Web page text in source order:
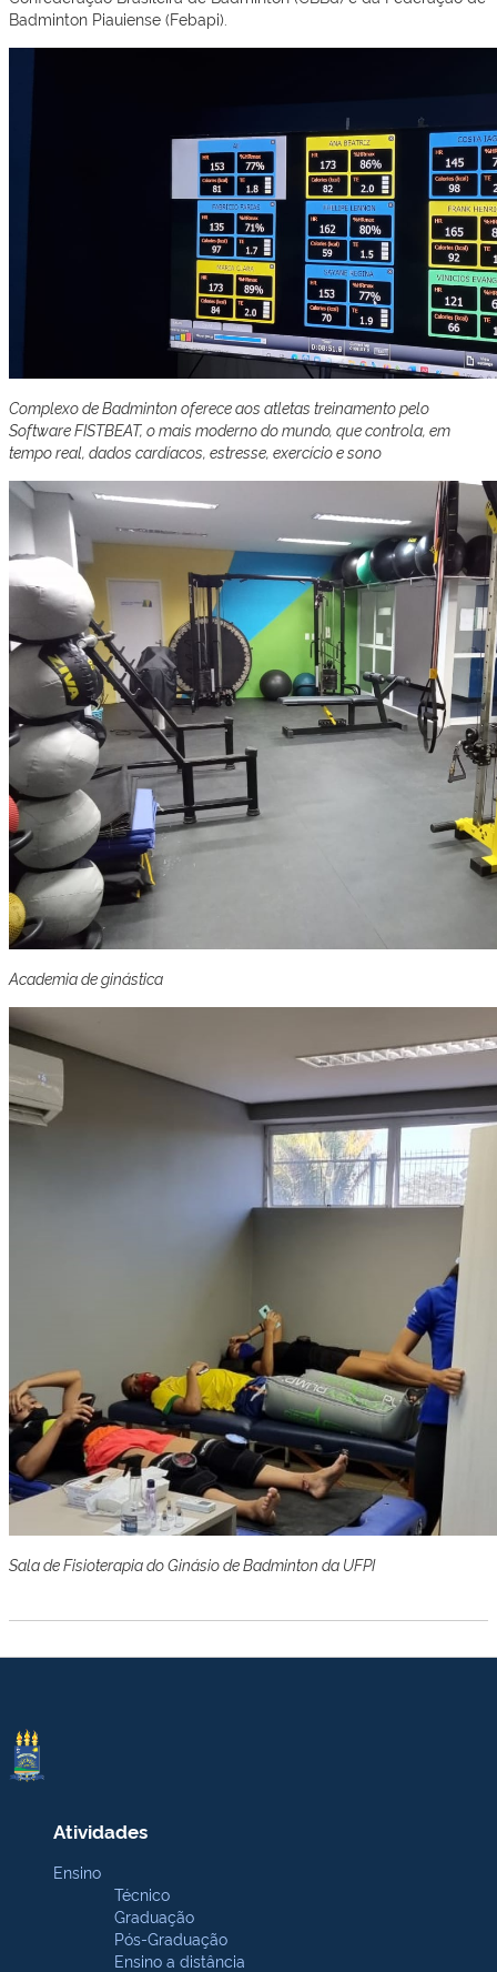
Badminton Piauiense (Febapi).
Complexo de Badminton oferece aos atletas treinamento pelo
Software FISTBEAT, o mais moderno do mundo, que controla, em
tempo real, dados cardíacos, estresse, exercício e sono
Academia de ginástica
Sala de Fisioterapia do Ginásio de Badminton da UFPI
Atividades
Ensino
Técnico
Graduação
Pós-Graduação
Ensino a distância